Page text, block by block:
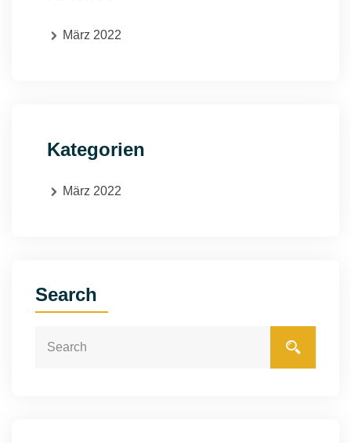
März 2022
Kategorien
März 2022
Search